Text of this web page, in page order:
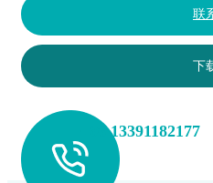
联
下
+86 13391182177